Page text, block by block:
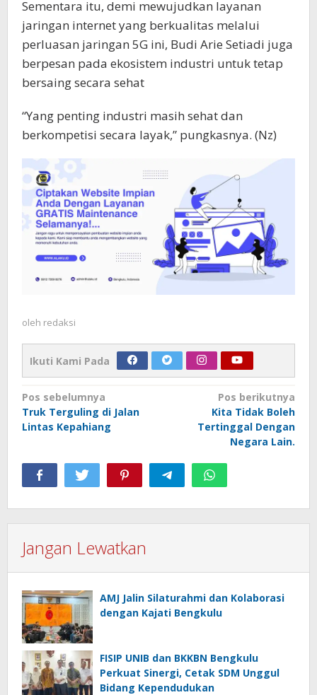
Sementara itu, demi mewujudkan layanan
jaringan internet yang berkualitas melalui
perluasan jaringan 5G ini, Budi Arie Setiadi juga
berpesan pada ekosistem industri untuk tetap
bersaing secara sehat
“Yang penting industri masih sehat dan
berkompetisi secara layak,” pungkasnya. (Nz)
oleh redaksi
Ikuti Kami Pada
Navigasi
pos
Pos sebelumnya
Truk Terguling di Jalan
Lintas Kepahiang
Pos berikutnya
Kita Tidak Boleh
Tertinggal Dengan
Negara Lain.
Jangan Lewatkan
AMJ Jalin Silaturahmi dan Kolaborasi
dengan Kajati Bengkulu
FISIP UNIB dan BKKBN Bengkulu
Perkuat Sinergi, Cetak SDM Unggul
Bidang Kependudukan